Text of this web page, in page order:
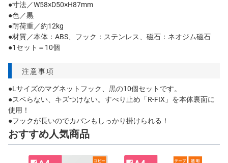
●寸法／W58×D50×H87mm
●色／黒
●耐荷重／約12kg
●材質／本体：ABS、フック：ステンレス、磁石：ネオジム磁石
●1セット＝10個
注意事項
●Lサイズのマグネットフック、黒の10個セットです。
●スベらない、キズつけない。すべり止め「R-FIX」を本体裏面に
使用！
●フックが長いのでカバンもしっかり掛けられる！
おすすめ人気商品